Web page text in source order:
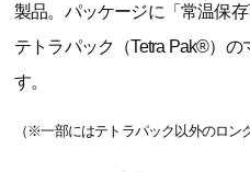
製品。パッケージに「常温保
テトラパック（Tetra Pak®）
す。
（※一部にはテトラパック以外のロン